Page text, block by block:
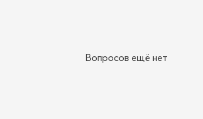
Вопросов ещё нет